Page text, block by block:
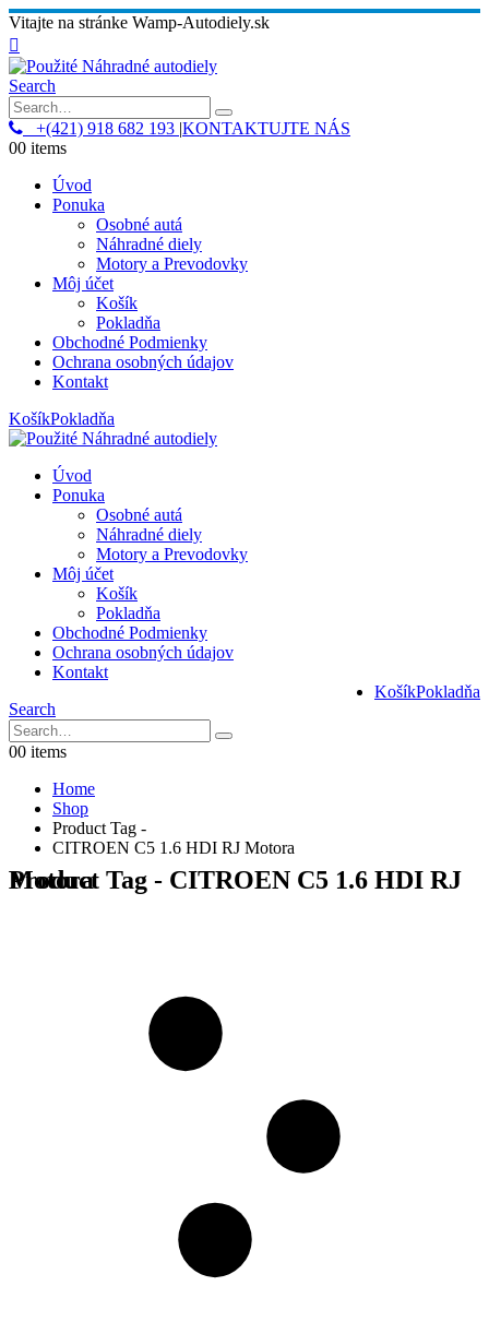
Vitajte na stránke Wamp-Autodiely.sk
Search
+(421) 918 682 193 |KONTAKTUJTE NÁS
00 items
Úvod
Ponuka
Osobné autá
Náhradné diely
Motory a Prevodovky
Môj účet
Košík
Pokladňa
Obchodné Podmienky
Ochrana osobných údajov
Kontakt
KošíkPokladňa
Úvod
Ponuka
Osobné autá
Náhradné diely
Motory a Prevodovky
Môj účet
Košík
Pokladňa
Obchodné Podmienky
Ochrana osobných údajov
Kontakt
KošíkPokladňa
Search
00 items
Home
Shop
Product Tag -
CITROEN C5 1.6 HDI RJ Motora
Product Tag - CITROEN C5 1.6 HDI RJ Motora